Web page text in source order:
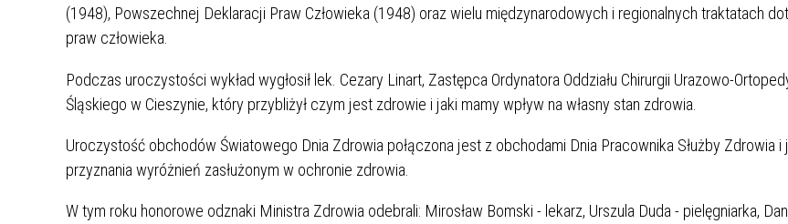
FILM O SZPITALU
ZAKRES UDZIELANYCH ŚWIADCZEŃ PRAWA PACJENTA ODWIEDZINY
(1948), Powszechnej Deklaracji Praw Człowieka (1948) oraz wielu międzynarodowych i regionalnych traktatach
praw człowieka.
Podczas uroczystości wykład wygłosił lek. Cezary Linart, Zastępca Ordynatora Oddziału Chirurgii Urazowo-
Śląskiego w Cieszynie, który przybliżył czym jest zdrowie i jaki mamy wpływ na własny stan zdrowia.
Uroczystość obchodów Światowego Dnia Zdrowia połączona jest z obchodami Dnia Pracownika Służby Zdrowia
przyznania wyróżnień zasłużonym w ochronie zdrowia.
W tym roku honorowe odznaki Ministra Zdrowia odebrali: Mirosław Bomski - lekarz, Urszula Duda - pielęgniarka,